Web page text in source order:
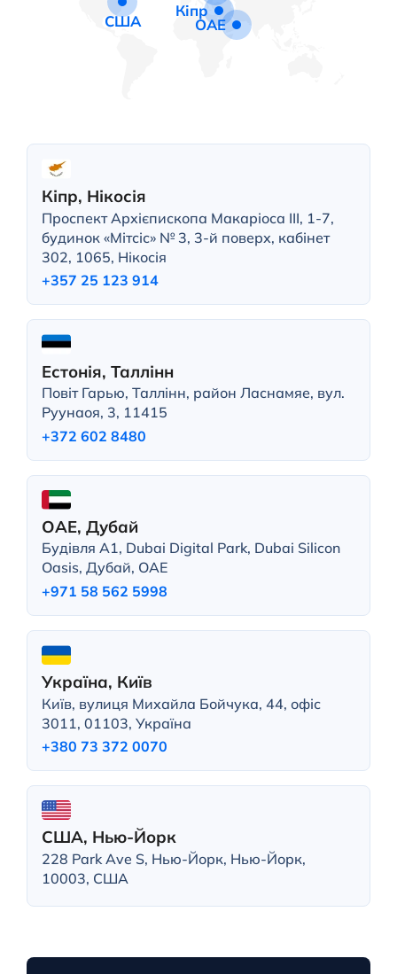
Кіпр
ОАЕ
США
Кіпр, Нікосія
Проспект Архієпископа Макаріоса III, 1-7,
будинок «Мітсіс» № 3, 3-й поверх, кабінет
302, 1065, Нікосія
+357 25 123 914
Естонія, Таллінн
Повіт Гарью, Таллінн, район Ласнамяе, вул.
Руунаоя, 3, 11415
+372 602 8480
ОАЕ, Дубай
Будівля A1, Dubai Digital Park, Dubai Silicon
Oasis, Дубай, ОАЕ
+971 58 562 5998
Україна, Київ
Київ, вулиця Михайла Бойчука, 44, офіс
3011, 01103, Україна
+380 73 372 0070
США, Нью-Йорк
228 Park Ave S, Нью-Йорк, Нью-Йорк,
10003, США